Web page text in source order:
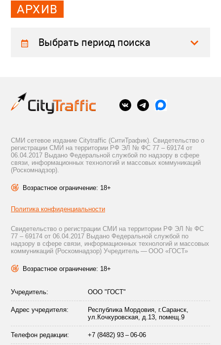
АРХИВ
Выбрать период поиска
СМИ сетевое издание Citytraffic (СитиТрафик). Свидетельство о
регистрации СМИ на территории РФ ЭЛ № ФС 77 – 69174 от
06.04.2017 Выдано Федеральной службой по надзору в сфере
связи, информационных технологий и массовых коммуникаций
(Роскомнадзор).
Возрастное ограничение: 18+
Политика конфиденциальности
Свидетельство о регистрации СМИ на территории РФ ЭЛ № ФС
77 – 69174 от 06.04.2017 Выдано Федеральной службой по
надзору в сфере связи, информационных технологий и массовых
коммуникаций (Роскомнадзор) Учредитель — ООО «ГОСТ»
Возрастное ограничение: 18+
Учредитель: ООО "ГОСТ"
Адрес учредителя:
Республика Мордовия, г.Саранск,
ул.Кочкуровская, д.13, помещ.9
Телефон редакции: +7 (8482) 93 – 06-06